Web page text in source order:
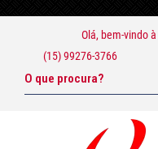
Olá, bem-vindo à
(15) 99276-3766